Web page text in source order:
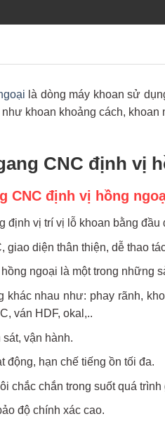
là dòng máy khoan sử
khoan khoảng cách,
CNC định vị
CNC định vị hồng
định vị trí vị lỗ khoan bằng đầu
giao diện thân thiện, dễ thao
ngoại là một trong những
nhau như: phay rãnh,
ván HDF, okal,..
vận hành.
động, hạn chế tiếng ồn tối đa.
chắc chắn trong suốt quá trình
độ chính xác cao.